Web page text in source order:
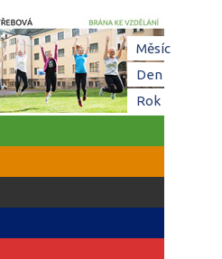
Měsíc
Den(aktivní
Rok